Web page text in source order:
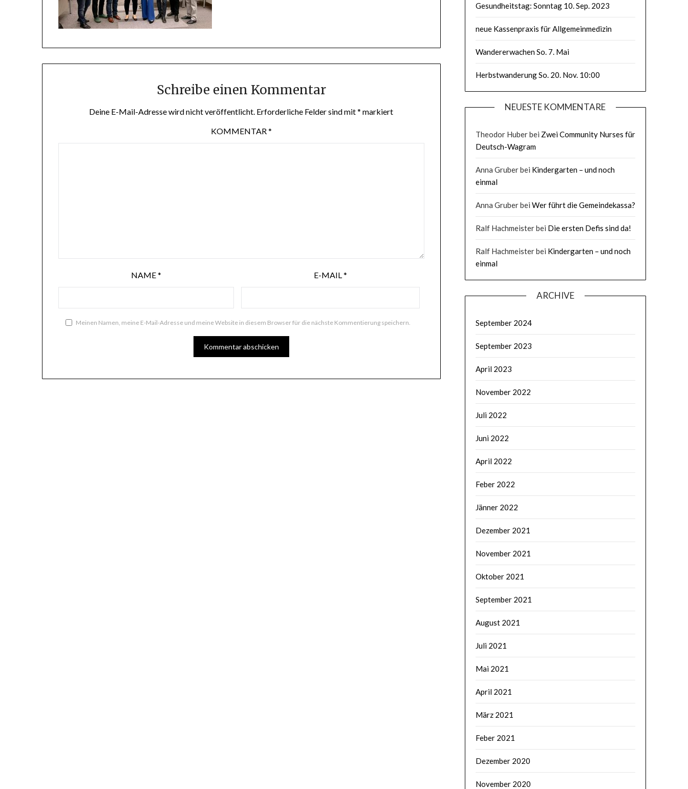
Schreibe einen Kommentar
Deine E-Mail-Adresse wird nicht veröffentlicht. Erforderliche Felder sind mit* markiert
KOMMENTAR*
NAME* E-MAIL*
Meinen Namen, meine E-Mail-Adresse und meine Website in diesem Browser für die nächste Kommentierung speichern.
Gesundheitstag: Sonntag 10. Sep. 2023
neue Kassenpraxis für Allgemeinmedizin
Wandererwachen So. 7. Mai
Herbstwanderung So. 20. Nov. 10:00
NEUESTE KOMMENTARE
Theodor Huberbei Zwei Community Nurses für
Deutsch-Wagram
Anna Gruberbei Kindergarten – und noch
einmal
Anna Gruberbei Wer führt die Gemeindekassa?
Ralf Hachmeisterbei Die ersten Defis sind da!
Ralf Hachmeisterbei Kindergarten – und noch
einmal
ARCHIVE
September 2024
September 2023
April 2023
November 2022
Juli 2022
Juni 2022
April 2022
Feber 2022
Jänner 2022
Dezember 2021
November 2021
Oktober 2021
September 2021
August 2021
Juli 2021
Mai 2021
April 2021
März 2021
Feber 2021
Dezember 2020
November 2020